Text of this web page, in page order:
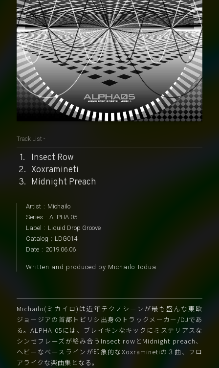
Track List -
Insect Row
Xoxramineti
Midnight Preach
Artist : Michailo
Series : ALPHA 05
Label : Liquid Drop Groove
Catalog : LDG014
Date : 2019.06.06
Written and produced by Michailo Todua
Michailo(ミカイロ)は近年テクノシーンが最も盛んな東欧
ジョージアの首都トビリシ出身のトラックメーカー/DJであ
る。ALPHA 05には、ブレイキンなキックにミステリアスな
シンセフレーズが絡み合うInsect rowとMidnight preach、
ヘビーなベースラインが印象的なXoxraminetiの３曲、フロ
アライクな楽曲集となる。